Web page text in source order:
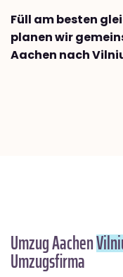
Füll am besten
planen wir
Aachen nach
Umzug Aachen
Umzugsfirma